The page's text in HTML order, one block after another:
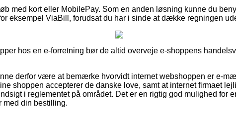
med kort eller MobilePay. Som en anden løsning kunne du
eksempel ViaBill, forudsat du har i sinde at dække regningen
hos en e-forretning bør de altid overveje e-shoppens
derfor være at bemærke hvorvidt internet webshoppen er e-
shoppen accepterer de danske love, samt at internet firmaet
i reglementet på området. Det er en rigtig god mulighed for
med din bestilling.